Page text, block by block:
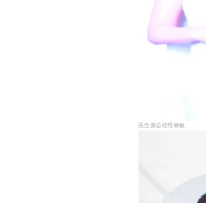
医合源总经理杨敏